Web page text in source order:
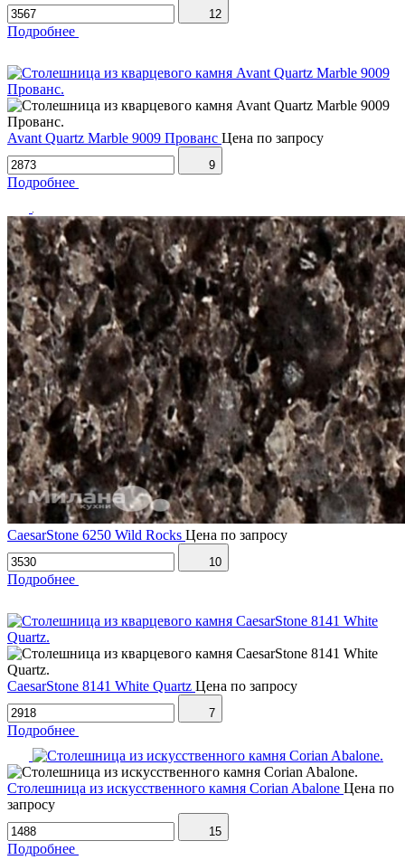
12
Подробнее
Avant Quartz Marble 9009 Прованс Цена по запросу
9
Подробнее
CaesarStone 6250 Wild Rocks Цена по запросу
10
Подробнее
CaesarStone 8141 White Quartz Цена по запросу
7
Подробнее
Столешница из искусственного камня Corian Abalone Цена по
запросу
15
Подробнее